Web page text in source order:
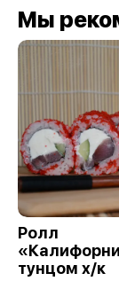
Мы
Ролл
тунцом х/к